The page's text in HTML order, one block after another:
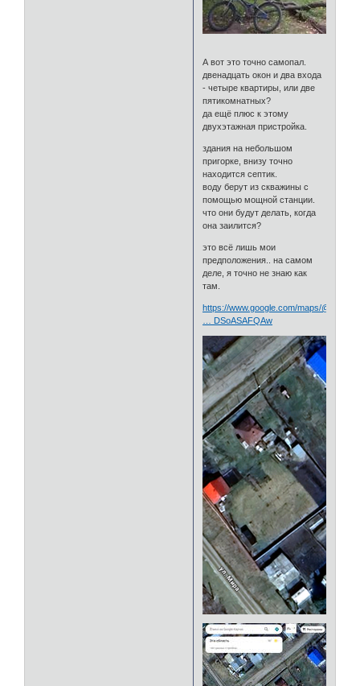
А вот это точно самопал.
двенадцать окон и два входа
- четыре квартиры, или две
пятикомнатных?
да ещё плюс к этому
двухэтажная пристройка.
здания на небольшом
пригорке, внизу точно
находится септик.
воду берут из скважины с
помощью мощной станции.
что они будут делать, когда
она заилится?
это всё лишь мои
предположения.. на самом
деле, я точно не знаю как
там.
https://www.google.com/maps/
… DSoASAFQAw